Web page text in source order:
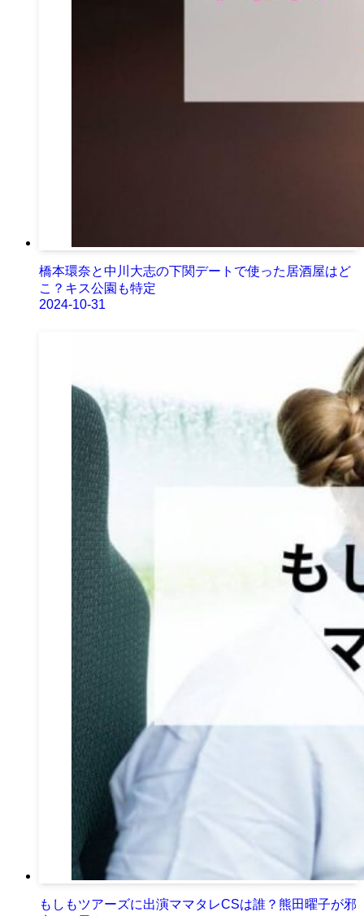
橋本環奈と中川大志の下関デートで使った居酒屋はど
こ？キス公園も特定
2024-10-31
もしもツアーズに出演ママタレCSは誰？熊田曜子が邪